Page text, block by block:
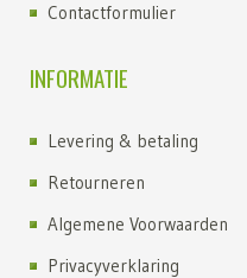
Contactformulier
INFORMATIE
Levering & betaling
Retourneren
Algemene Voorwaarden
Privacyverklaring